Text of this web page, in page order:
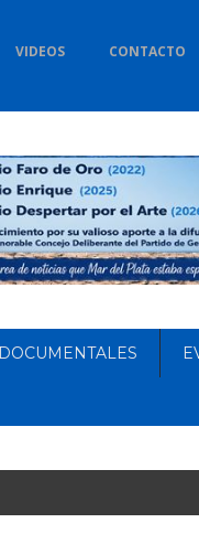
VIDEOS CONTACTO
DOCUMENTALES